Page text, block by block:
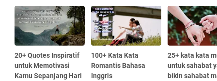
20+ Quotes Inspiratif
untuk Memotivasi
Kamu Sepanjang Hari
100+ Kata Kata
Romantis Bahasa
Inggris
25+ kata kata
untuk sahabat
bikin sahabat